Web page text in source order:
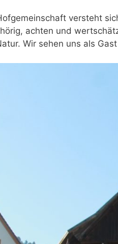
versteht
achten und
Wir sehen uns als